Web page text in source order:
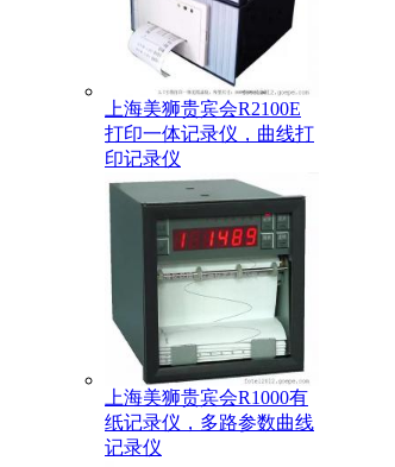
上海美狮贵宾会R2100E
打印一体记录仪，曲线打
印记录仪
上海美狮贵宾会R1000有
纸记录仪，多路参数曲线
记录仪